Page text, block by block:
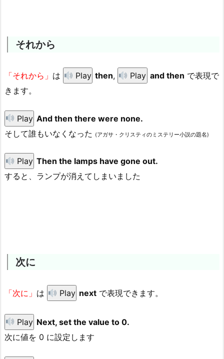
それから
「それから」 は Play then, Play and then で表現で
きます。
Play And then there were none.
そして誰もいなくなった
(アガサ・クリスティのミステリー小説の題名)
Play Then the lamps have gone out.
すると、ランプが消えてしまいました
次に
「次に」 は Play next で表現できます。
Play Next, set the value to 0.
次に値を 0 に設定します